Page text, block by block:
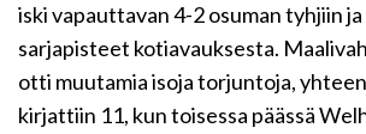
iski vapauttavan 4-2 osuman tyhjiin
sarjapisteet kotiavauksesta.
otti muutamia isoja torjuntoja,
kirjattiin 11, kun toisessa päässä